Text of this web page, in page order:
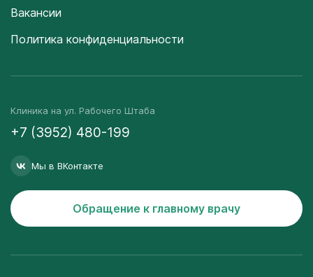
Вакансии
Политика конфиденциальности
Клиника на ул. Рабочего Штаба
+7 (3952) 480-199
Мы в ВКонтакте
Обращение к главному врачу